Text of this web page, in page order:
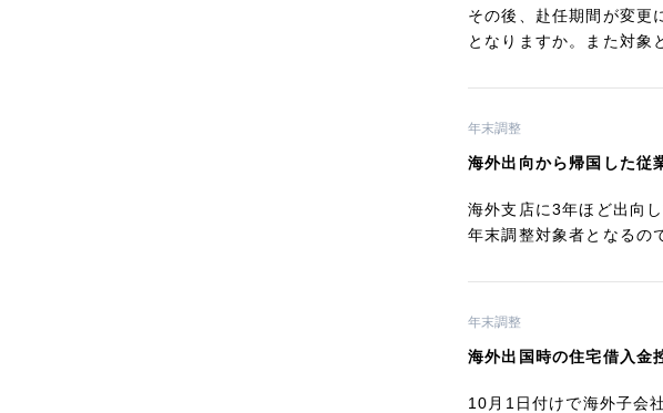
その後、赴任期間が変更
となりますか。また対象
年末調整
海外出向から帰国した従
海外支店に3年ほど出向
年末調整対象者となるの
年末調整
海外出国時の住宅借入金
10月1日付けで海外子会